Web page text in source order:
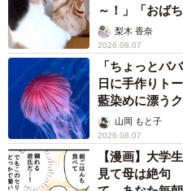
～！」「おば
梨木 香奈
2026.08.07
「ちょっとバ
日に手作りト
藍染めに漂う
ごい」山岡 もと子
2026.08.07
【漫画】大学
見て母は絶句